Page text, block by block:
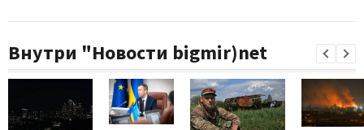
Внутри "Новости bigmir)net